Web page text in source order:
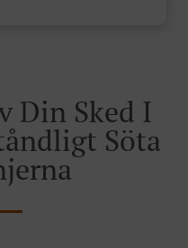
Din Sked I
Söta